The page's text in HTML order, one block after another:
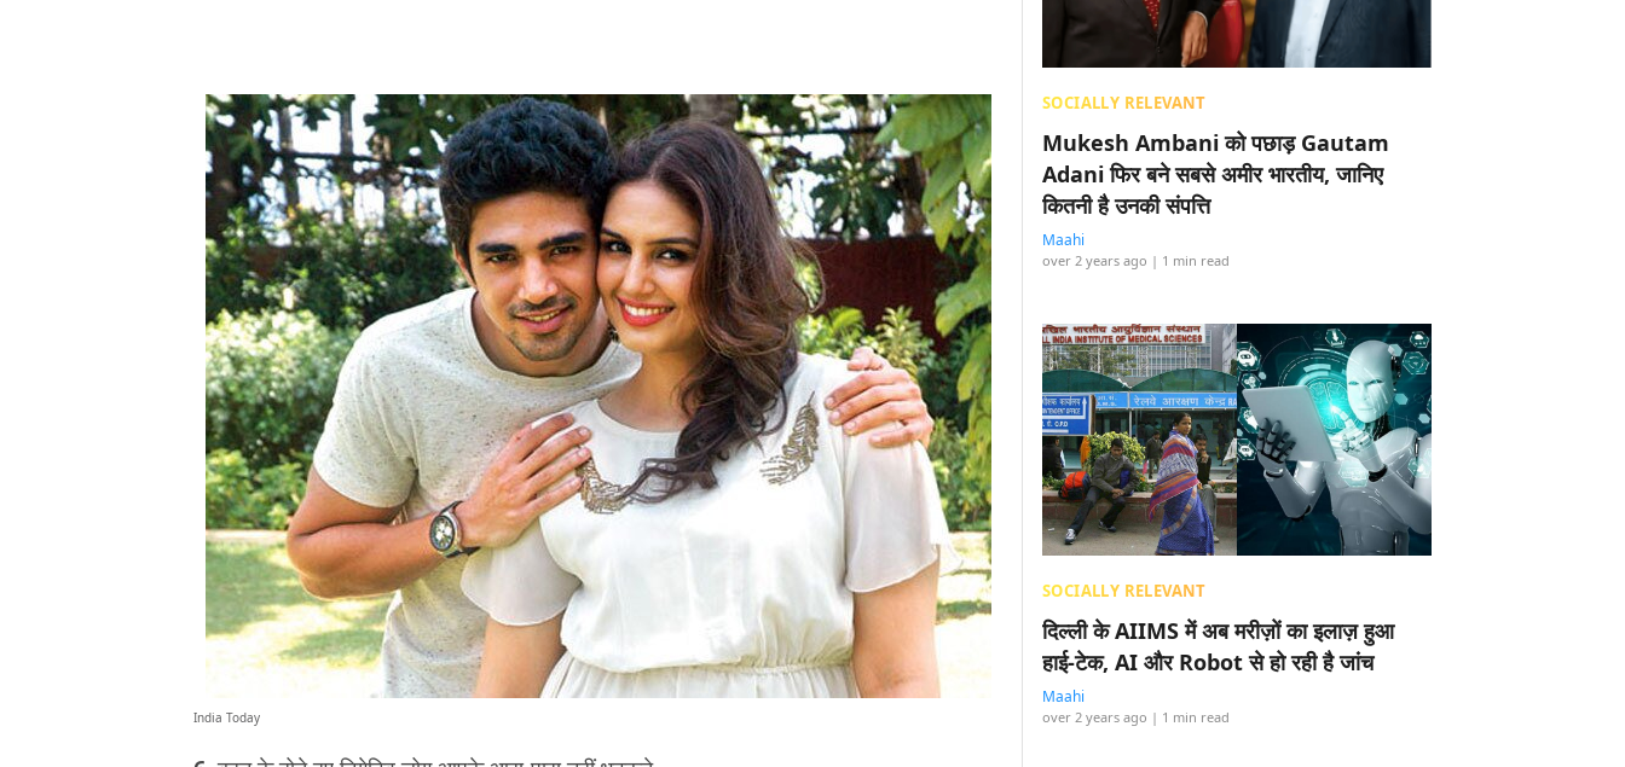
India Today
SOCIALLY RELEVANT
Mukesh Ambani को पछाड़ Gautam
Adani फिर बने सबसे अमीर भारतीय, जानिए
कितनी है उनकी संपत्ति
Maahi
over 2 years ago | 1 min read
SOCIALLY RELEVANT
दिल्ली के AIIMS में अब मरीज़ों का इलाज़ हुआ
हाई-टेक, AI और Robot से हो रही है जांच
Maahi
over 2 years ago | 1 min read